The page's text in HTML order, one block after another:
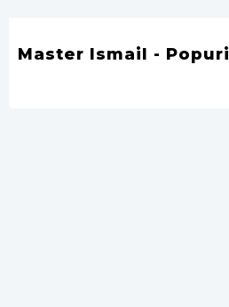
Master Ismail - Popuri